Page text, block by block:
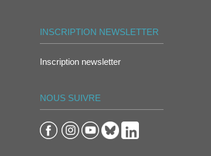
INSCRIPTION NEWSLETTER
Inscription newsletter
NOUS SUIVRE